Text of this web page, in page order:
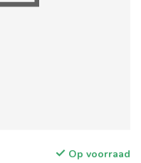
Op voorraad